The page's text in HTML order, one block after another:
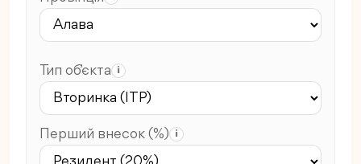
Тип об’єкта i
Перший внесок (%) i